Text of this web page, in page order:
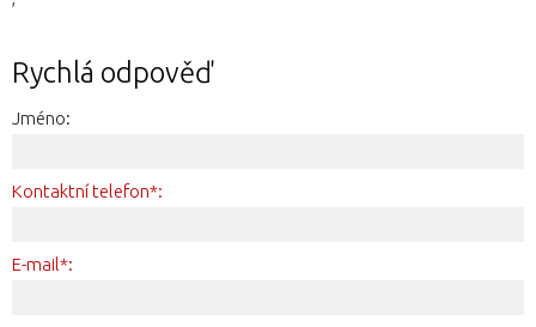
Rychlá odpověď
Jméno:
Kontaktní telefon*:
E-mail*: